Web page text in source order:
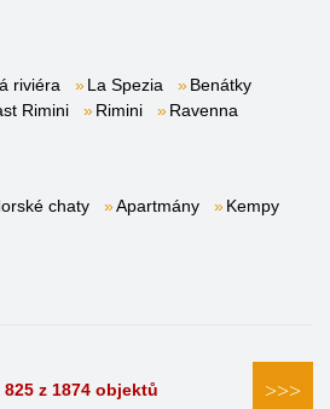
riviéra La Spezia
Benátky
Rimini Rimini
Ravenna
chaty Apartmány
Kempy
825 z 1874 objektů >>>